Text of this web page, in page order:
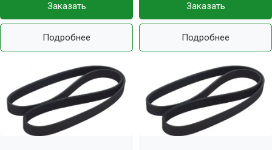
Заказать
Подробнее
Заказать
Подробнее